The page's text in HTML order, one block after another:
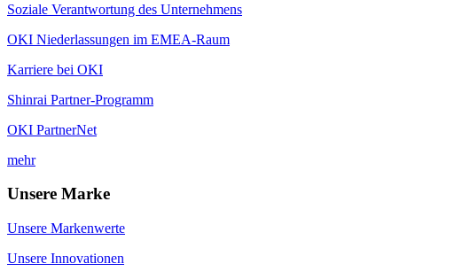
Soziale Verantwortung des Unternehmens
OKI Niederlassungen im EMEA-Raum
Karriere bei OKI
Shinrai Partner-Programm
OKI PartnerNet
mehr
Unsere Marke
Unsere Markenwerte
Unsere Innovationen